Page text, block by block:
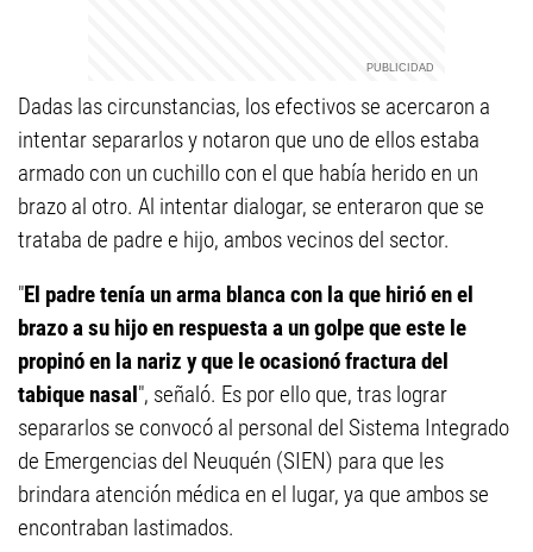
Dadas las circunstancias, los efectivos se acercaron a
intentar separarlos y notaron que uno de ellos estaba
armado con un cuchillo con el que había herido en un
brazo al otro. Al intentar dialogar, se enteraron que se
trataba de padre e hijo, ambos vecinos del sector.
"El padre tenía un arma blanca con la que hirió en el
brazo a su hijo en respuesta a un golpe que este le
propinó en la nariz y que le ocasionó fractura del
tabique nasal", señaló. Es por ello que, tras lograr
separarlos se convocó al personal del Sistema Integrado
de Emergencias del Neuquén (SIEN) para que les
brindara atención médica en el lugar, ya que ambos se
encontraban lastimados.